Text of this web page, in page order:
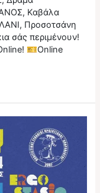
Καβάλα
Προσοτσάνη
σάς περιμένουν!
🎫Online